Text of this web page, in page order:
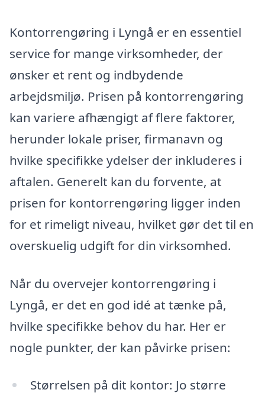
Kontorrengøring i Lyngå er en essentiel
service for mange virksomheder, der
ønsker et rent og indbydende
arbejdsmiljø. Prisen på kontorrengøring
kan variere afhængigt af flere faktorer,
herunder lokale priser, firmanavn og
hvilke specifikke ydelser der inkluderes i
aftalen. Generelt kan du forvente, at
prisen for kontorrengøring ligger inden
for et rimeligt niveau, hvilket gør det til en
overskuelig udgift for din virksomhed.
Når du overvejer kontorrengøring i
Lyngå, er det en god idé at tænke på,
hvilke specifikke behov du har. Her er
nogle punkter, der kan påvirke prisen:
Størrelsen på dit kontor: Jo større